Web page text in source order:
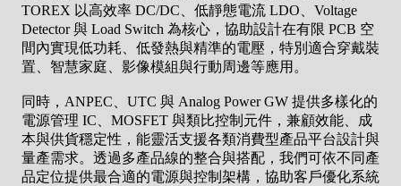
TOREX 以高效率 DC/DC、低靜態電流 LDO、Voltage
Detector 與 Load Switch 為核心，協助設計在有限 PCB 空
間內實現低功耗、低發熱與精準的電壓，特別適合穿戴裝
置、智慧家庭、影像模組與行動周邊等應用。
同時，ANPEC、UTC 與 Analog Power GW 提供多樣化的
電源管理 IC、MOSFET 與類比控制元件，兼顧效能、成
本與供貨穩定性，能靈活支援各類消費型產品平台設計與
量產需求。透過多產品線的整合與搭配，我們可依不同產
品定位提供最合適的電源與控制架構，協助客戶優化系統